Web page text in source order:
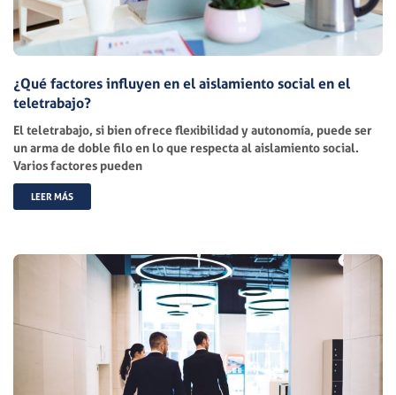
¿Qué factores influyen en el aislamiento social en el
teletrabajo?
El teletrabajo, si bien ofrece flexibilidad y autonomía, puede ser
un arma de doble filo en lo que respecta al aislamiento social.
Varios factores pueden
LEER MÁS